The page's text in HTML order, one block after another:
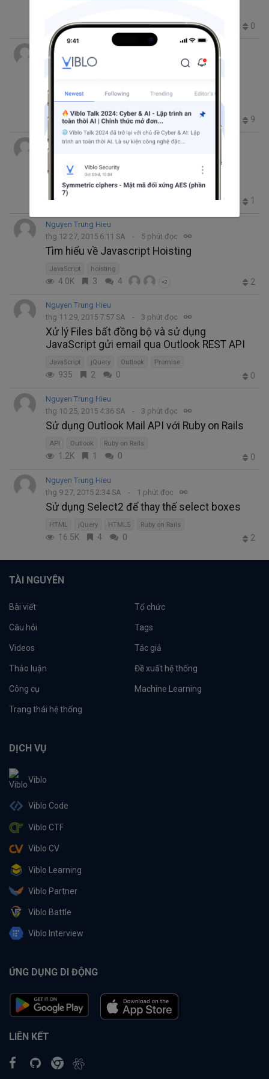
2.5K 1 0 0
Nguyen Trung Hieu
thg 2 26, 2016 4:38 SA
JavaScript
5.5K 8 1 9
Nguyen Trung Hieu
thg 1 26, 2016 8:05 CH
Thao tác với Google Drive API
REST google drive Ruby on Rails
3.3K 1
Nguyen Trung Hieu
thg 12 27, 2015 6:11 SA
5 phút đọc
Tìm hiểu về Javascript Hoisting
JavaScript hoisting
4.0K 3 4 +2 2
Nguyen Trung Hieu
thg 11 29, 2015 7:57 SA
3 phút đọc
Xử lý Files bất đồng bộ và sử dụng
JavaScript gửi email qua Outlook REST API
JavaScript jQuery Outlook Promise
935 2 0 0
Nguyen Trung Hieu
thg 10 25, 2015 4:36 SA
3 phút đọc
Sử dụng Outlook Mail API với Ruby on Rails
API Outlook Ruby on Rails
1.2K 1 0 0
Nguyen Trung Hieu
thg 9 27, 2015 2:34 SA
1 phút đọc
Sử dụng Select2 để thay thế select boxes
HTML jQuery HTML5 Ruby on Rails
16.5K 4 0 2
TÀI NGUYÊN
Bài viết Tổ chức
Câu hỏi Tags
Videos Tác giả
Thảo luận Đề xuất hệ thống
Công cụ Machine Learning
Trạng thái hệ thống
DỊCH VỤ
Viblo
Viblo Code
Viblo CTF
Viblo CV
Viblo Learning
Viblo Partner
Viblo Battle
Viblo Interview
ỨNG DỤNG DI ĐỘNG
LIÊN KẾT